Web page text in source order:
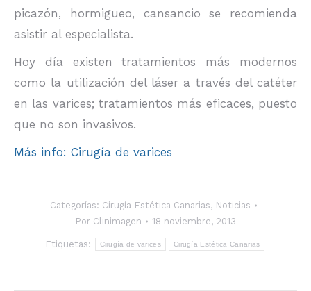
picazón, hormigueo, cansancio se recomienda
asistir al especialista.
Hoy día existen tratamientos más modernos
como la utilización del láser a través del catéter
en las varices; tratamientos más eficaces, puesto
que no son invasivos.
Más info: Cirugía de varices
Categorías: Cirugía Estética Canarias, Noticias
Por Clinimagen 18 noviembre, 2013
Etiquetas: Cirugía de varices Cirugía Estética Canarias